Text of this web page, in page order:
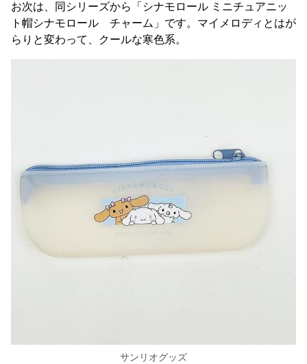
お次は、同シリーズから「シナモロール ミニチュアニッ
ト帽シナモロール チャーム」です。マイメロディとはが
らりと変わって、クールな寒色系。
サンリオグッズ